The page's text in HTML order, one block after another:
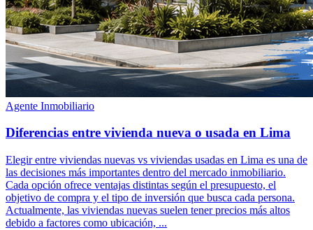
Agente Inmobiliario
Diferencias entre vivienda nueva o usada en Lima
Elegir entre viviendas nuevas vs viviendas usadas en Lima es una de
las decisiones más importantes dentro del mercado inmobiliario.
Cada opción ofrece ventajas distintas según el presupuesto, el
objetivo de compra y el tipo de inversión que busca cada persona.
Actualmente, las viviendas nuevas suelen tener precios más altos
debido a factores como ubicación, ...